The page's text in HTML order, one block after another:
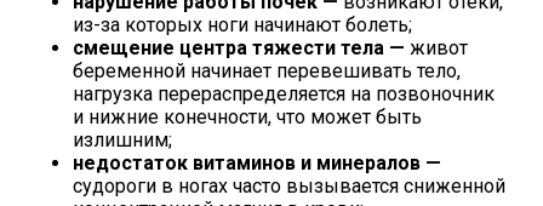
из-за которых ноги начинают болеть;
смещение центра тяжести тела — живот
беременной начинает перевешивать тело,
нагрузка перераспределяется на позвоночник
и нижние конечности, что может быть
излишним;
недостаток витаминов и минералов —
судороги в ногах часто вызывается сниженной